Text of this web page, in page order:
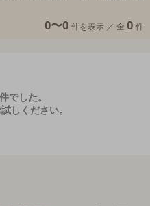
0〜0 件を表示 ／ 全 0 件
でした。
しください。